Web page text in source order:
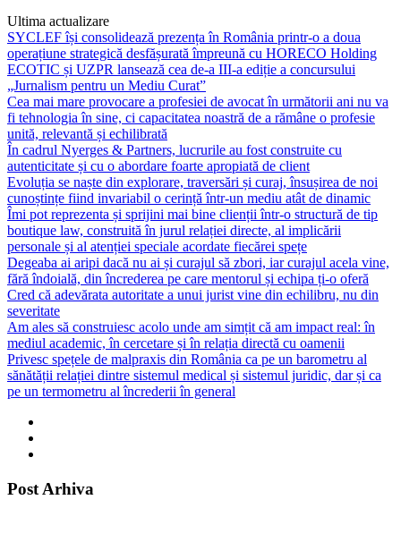
Ultima actualizare
SYCLEF își consolidează prezența în România printr-o a doua
operațiune strategică desfășurată împreună cu HORECO Holding
ECOTIC și UZPR lansează cea de-a III-a ediție a concursului
„Jurnalism pentru un Mediu Curat”
Cea mai mare provocare a profesiei de avocat în următorii ani nu va
fi tehnologia în sine, ci capacitatea noastră de a rămâne o profesie
unită, relevantă și echilibrată
În cadrul Nyerges & Partners, lucrurile au fost construite cu
autenticitate și cu o abordare foarte apropiată de client
Evoluția se naște din explorare, traversări și curaj, însușirea de noi
cunoștințe fiind invariabil o cerință într-un mediu atât de dinamic
Îmi pot reprezenta și sprijini mai bine clienții într-o structură de tip
boutique law, construită în jurul relației directe, al implicării
personale și al atenției speciale acordate fiecărei spețe
Degeaba ai aripi dacă nu ai și curajul să zbori, iar curajul acela vine,
fără îndoială, din încrederea pe care mentorul și echipa ți-o oferă
Cred că adevărata autoritate a unui jurist vine din echilibru, nu din
severitate
Am ales să construiesc acolo unde am simțit că am impact real: în
mediul academic, în cercetare și în relația directă cu oamenii
Privesc spețele de malpraxis din România ca pe un barometru al
sănătății relației dintre sistemul medical și sistemul juridic, dar și ca
pe un termometru al încrederii în general
Post Arhiva